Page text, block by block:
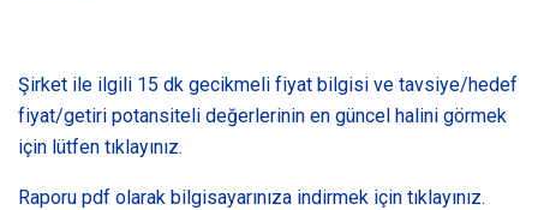
Şirket ile ilgili 15 dk gecikmeli fiyat bilgisi ve tavsiye/hedef
fiyat/getiri potansiteli değerlerinin en güncel halini görmek
için lütfen tıklayınız.
Raporu pdf olarak bilgisayarınıza indirmek için tıklayınız.